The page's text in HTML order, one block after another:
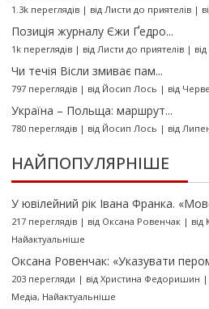
1.3k переглядів| від Листи до приятелів|
Позиція журналу Єжи Ґедро...
1k переглядів| від Листи до приятелів|
Чи течія Вісли змиває пам...
797 переглядів| від Йосип Лось | від
Україна – Польща: маршрут...
780 переглядів| від Йосип Лось | від
НАЙПОПУЛЯРНІШЕ
У ювілейний рік Івана Франка.
217 переглядів| від Оксана Ровенчак| від
Найактуальніше
Оксана Ровенчак: «Указувати
203 перегляди | від Христина Федоришин |
Медіа, Найактуальніше